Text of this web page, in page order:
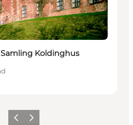
Koldinghus
Forrige billede
Næste billede